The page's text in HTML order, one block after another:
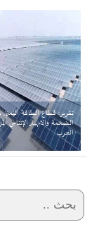
تقرير: قطاع الطاقة اليمني
الضخمة والانهيار الإنتاجي
الحرب